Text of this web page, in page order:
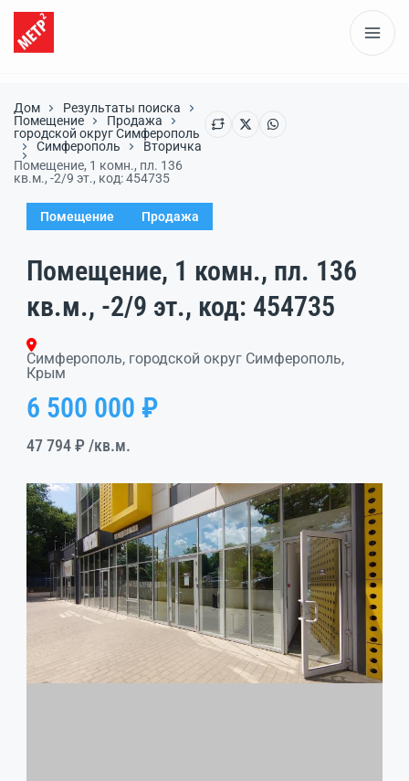
Дом
Результаты поиска
Помещение
Продажа
городской округ Симферополь
Симферополь
Вторичка
Помещение, 1 комн., пл. 136
кв.м., -2/9 эт., код: 454735
Помещение Продажа
Помещение, 1 комн., пл. 136
кв.м., -2/9 эт., код: 454735
Симферополь, городской округ Симферополь,
Крым
6 500 000 ₽
47 794 ₽ /кв.м.